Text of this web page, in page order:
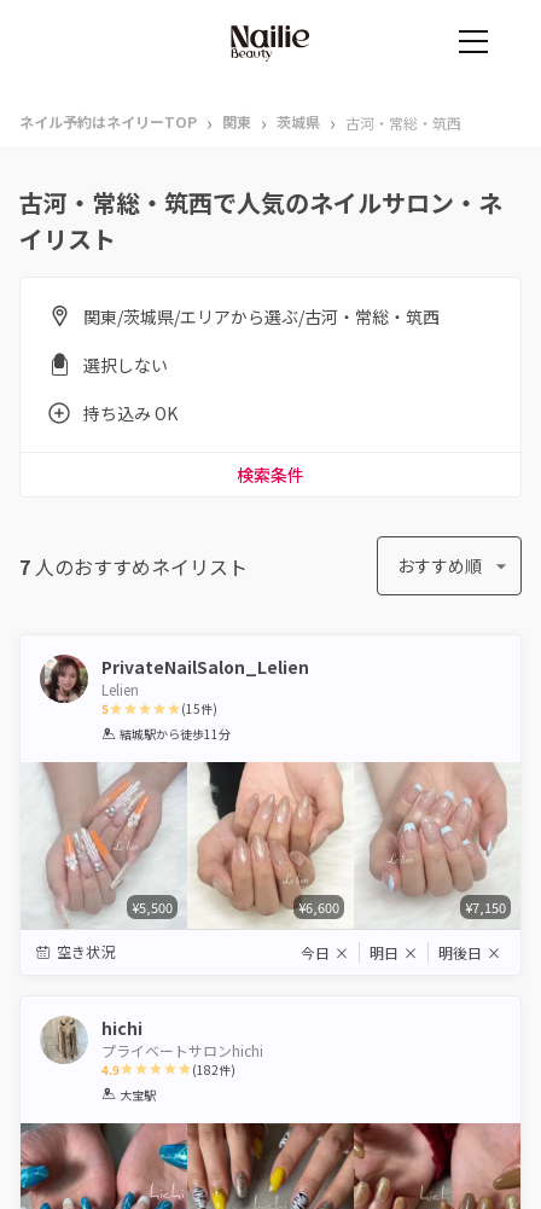
ネイル予約はネイリーTOP › 関東 › 茨城県 › 古河・常総・筑西
古河・常総・筑西で人気のネイルサロン・ネ
イリスト
関東/茨城県/エリアから選ぶ/古河・常総・筑西
選択しない
持ち込み OK
検索条件
7 人のおすすめネイリスト おすすめ順
PrivateNailSalon_Lelien
Lelien
5
1 2 3 4 5
(15件)
結城駅から徒歩11分
¥5,500 ¥6,600 ¥7,150
空き状況 今日 × 明日 × 明後日 ×
hichi
プライベートサロンhichi
4.9
1 2 3
(182件)
大宝駅